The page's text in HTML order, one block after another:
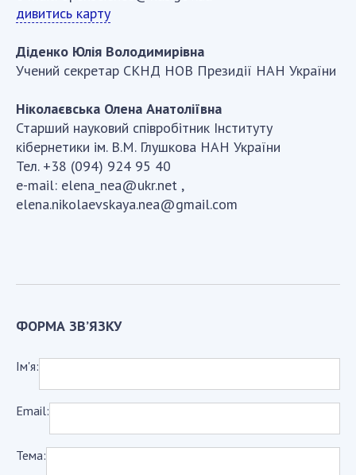
Публікації, презентації
ВІДКРИТА НАУКА В НАН УКРАЇНИ
Нормативні акти НАН України
Документи НАН України
Публікації та презентації з питань Відкритої
науки
Корисні посилання
КОНТАКТИ
НОВИНИ
ЗАХОДИ
ОСОБИСТИЙ КАБІНЕТ
FAQ
дивитись карту
Діденко Юлія Володимирівна
Учений секретар СКНД НОВ Президії НАН України
Ніколаєвська Олена Анатоліївна
Старший науковий співробітник Інституту
кібернетики ім. В.М. Глушкова НАН України
Тел. +38 (094) 924 95 40
e-mail: elena_nea@ukr.net ,
elena.nikolaevskaya.nea@gmail.com
ФОРМА ЗВ’ЯЗКУ
Ім'я:
Email:
Тема: